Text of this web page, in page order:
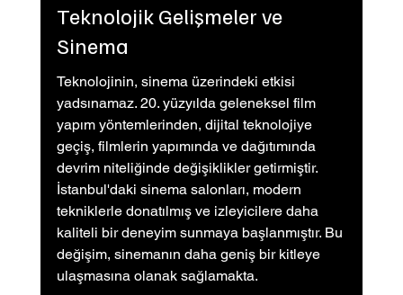
Teknolojik Gelişmeler ve
Sinema
Teknolojinin, sinema üzerindeki etkisi
yadsınamaz. 20. yüzyılda geleneksel film
yapım yöntemlerinden, dijital teknolojiye
geçiş, filmlerin yapımında ve dağıtımında
devrim niteliğinde değişiklikler getirmiştir.
İstanbul'daki sinema salonları, modern
tekniklerle donatılmış ve izleyicilere daha
kaliteli bir deneyim sunmaya başlanmıştır. Bu
değişim, sinemanın daha geniş bir kitleye
ulaşmasına olanak sağlamakta.